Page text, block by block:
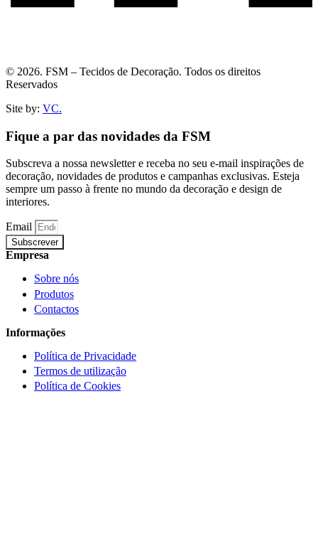
© 2026. FSM – Tecidos de Decoração. Todos os direitos
Reservados
Site by: VC.
Fique a par das novidades da FSM
Subscreva a nossa newsletter e receba no seu e-mail inspirações de
decoração, novidades de produtos e campanhas exclusivas. Esteja
sempre um passo à frente no mundo da decoração e design de
interiores.
Email
Subscrever
Empresa
Sobre nós
Produtos
Contactos
Informações
Política de Privacidade
Termos de utilização
Política de Cookies